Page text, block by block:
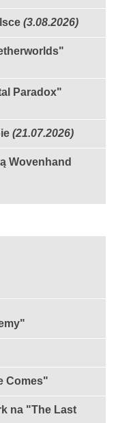
(3.08.2026)
Paradox"
(21.07.2026)
Wovenhand
Comes"
na "The Last